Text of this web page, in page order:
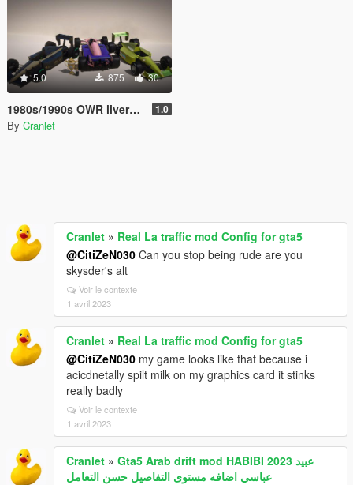
5.0 875 30
1980s/1990s OWR livery pack [Add-on | Lore-friendly | PR4 | R88 ] 1.0
By Cranlet
Cranlet » Real La traffic mod Config for gta5
@CitiZeN030 Can you stop being rude are you
skysder's alt
Voir le contexte
1 avril 2023
Cranlet » Real La traffic mod Config for gta5
@CitiZeN030 my game looks like that because i
acicdnetally spilt milk on my graphics card it stinks
really badly
Voir le contexte
1 avril 2023
Cranlet » Gta5 Arab drift mod HABIBI 2023 عبيد
عباسي اضافه مستوى التفاصيل حسن التعامل